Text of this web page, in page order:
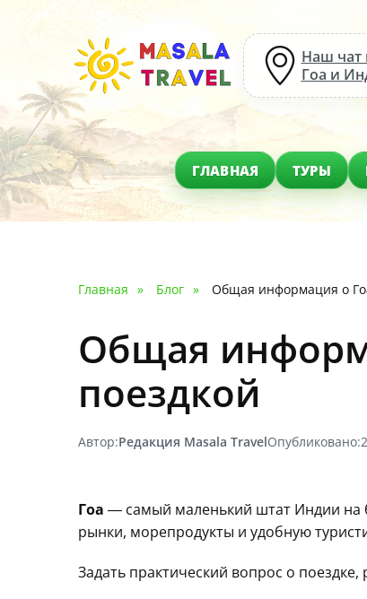
Наш чат
Гоа и
ГЛАВНАЯ ТУРЫ
Главная Блог Общая информация о
Общая
поездкой
Автор:Редакция Masala TravelОпубликовано:
Гоа — самый маленький штат Индии на
рынки, морепродукты и удобную
Задать практический вопрос о